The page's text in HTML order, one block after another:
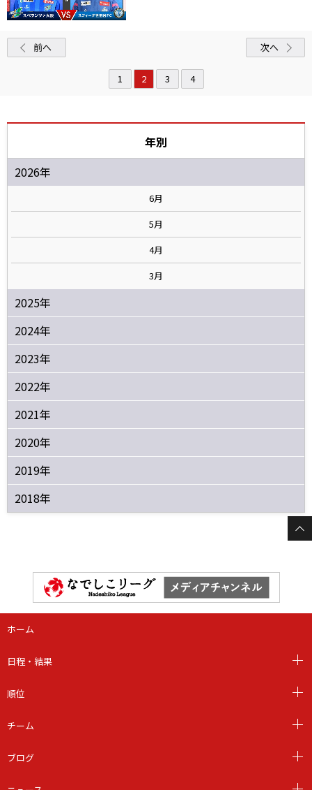
前へ
1 2 3 4
次へ
年別
2026年
6月
5月
4月
3月
2025年
2024年
2023年
2022年
2021年
2020年
2019年
2018年
ホーム
日程・結果
順位
チーム
ブログ